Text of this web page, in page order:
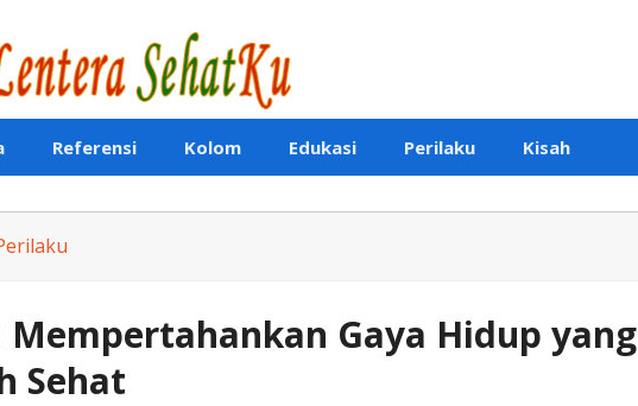
Referensi Kolom Edukasi Perilaku Kisah
Mempertahankan Gaya Hidup yang
Sehat